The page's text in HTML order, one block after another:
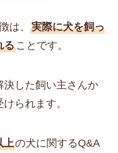
は、 実際に犬を飼っ
ることです。
決した飼い主さんか
られます。
上の犬に関するQ&A